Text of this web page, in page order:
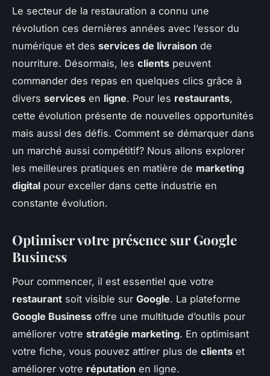
Le secteur de la restauration a connu une
révolution ces dernières années avec l’essor du
numérique et des services de livraison de
nourriture. Désormais, les clients peuvent
commander des repas en quelques clics grâce à
divers services en ligne. Pour les restaurants,
cette évolution présente de nouvelles opportunités
mais aussi des défis. Comment se démarquer dans
un marché aussi compétitif? Nous allons explorer
les meilleures pratiques en matière de marketing
digital pour exceller dans cette industrie en
constante évolution.
Optimiser votre présence sur Google
Business
Pour commencer, il est essentiel que votre
restaurant soit visible sur Google. La plateforme
Google Business offre une multitude d’outils pour
améliorer votre stratégie marketing. En optimisant
votre fiche, vous pouvez attirer plus de clients et
améliorer votre réputation en ligne.